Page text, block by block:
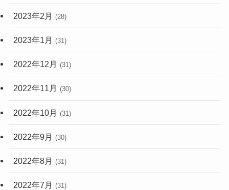
2023年2月 (28)
2023年1月 (31)
2022年12月 (31)
2022年11月 (30)
2022年10月 (31)
2022年9月 (30)
2022年8月 (31)
2022年7月 (31)